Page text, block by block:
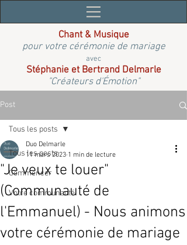
Chant & Musique
pour votre cérémonie de mariage
avec
Stéphanie et Bertrand Delmarle
"Créateurs d'Émotion"
Post
Tous les posts
Commencer
Votre communauté
Tous les posts
"Je veux te louer"
(Communauté de
l'Emmanuel) - Nous animons
votre cérémonie de mariage
Duo Delmarle
11 mars 2023 1 min de lecture